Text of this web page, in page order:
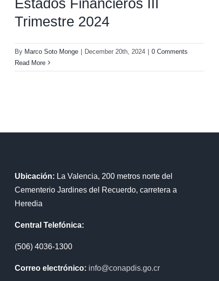
Estados Financieros III
Trimestre 2024
By Marco Soto Monge December 20th, 2024
0 Comments
Read More
Ubicación: La Valencia, 200 metros norte del
Cementerio Jardines del Recuerdo, carretera a
Heredia
Central Telefónica:
(506) 4036-1300
Correo electrónico: info@conapdis.go.cr